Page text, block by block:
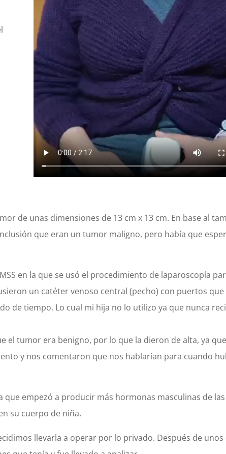
de unas dimensiones de 13 cm x 13 cm. En base al
que eran un tumor maligno, pero había que
en la que se usó el procedimiento de laparoscopía
un catéter venoso central (pecho) con puertos que
de tiempo. Lo cual mi hija no lo utilizo ya que nunca
tumor era benigno, por lo que la dieron de alta, ya
y nos comentaron que nos hablarían para cuando
empezó a producir más hormonas masculinas de
su cuerpo de niña.
llevarla a operar por lo privado. Después de unos